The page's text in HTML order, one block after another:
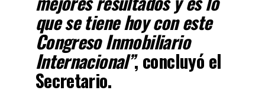
que se tiene hoy con este
Congreso Inmobiliario
Internacional”, concluyó el
Secretario.